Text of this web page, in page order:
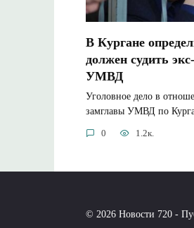
В Кургане
должен судить
УМВД
Уголовное дело в
замглавы УМВД по
0 1.2к.
© 2026 Новости 720 -